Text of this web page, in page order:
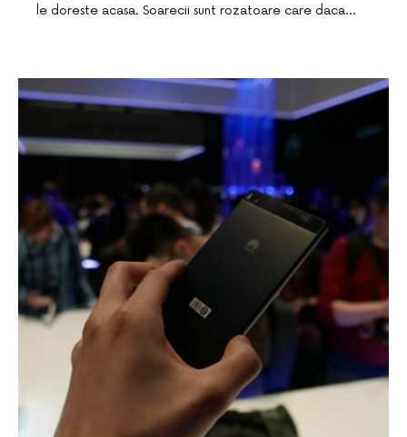
le doreste acasa. Soarecii sunt rozatoare care daca…